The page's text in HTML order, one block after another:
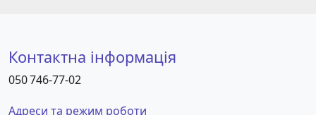
Контактна інформація
050 746-77-02
Адреси та режим роботи